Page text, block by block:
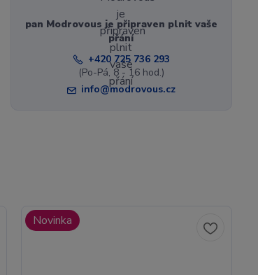
pan Modrovous je připraven plnit vaše
přání
+420 725 736 293
(Po-Pá, 8 - 16 hod.)
info@modrovous.cz
Novinka